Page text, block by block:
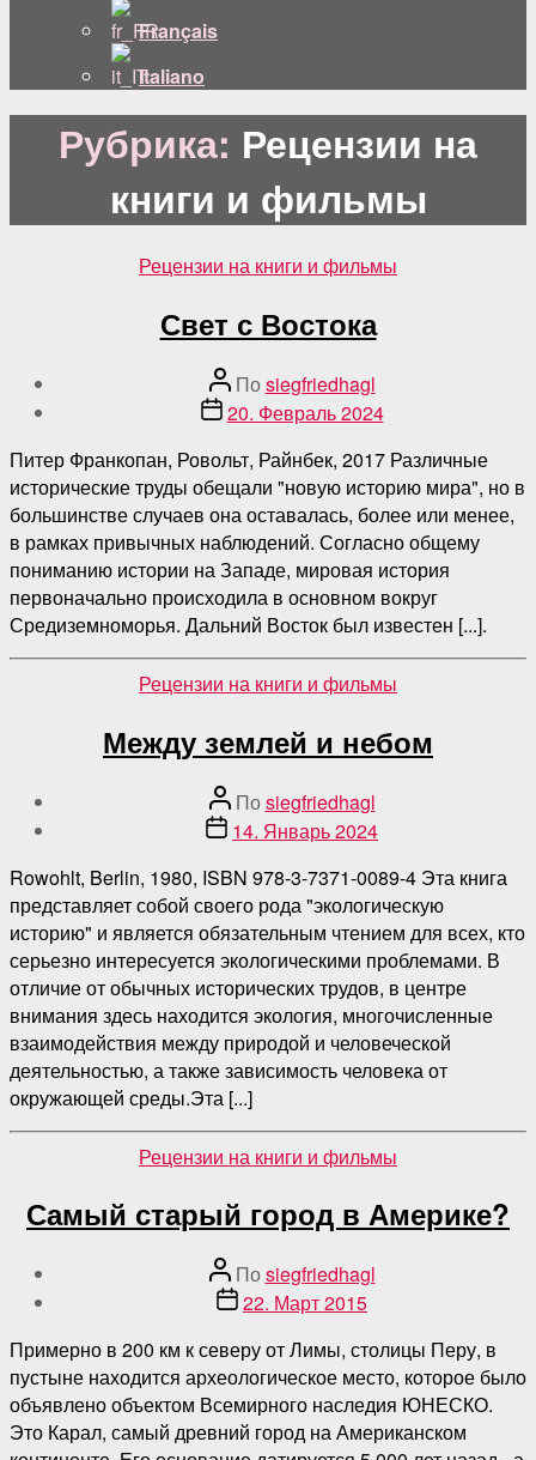
Français
Italiano
Рубрика: Рецензии на
книги и фильмы
Категории
Рецензии на книги и фильмы
Свет с Востока
Автор
поста
Поsiegfriedhagl
Дата20. Февраль 2024
Питер Франкопан, Ровольт, Райнбек, 2017 Различные
исторические труды обещали "новую историю мира", но в
большинстве случаев она оставалась, более или менее,
в рамках привычных наблюдений. Согласно общему
пониманию истории на Западе, мировая история
первоначально происходила в основном вокруг
Средиземноморья. Дальний Восток был известен [...].
Категории
Рецензии на книги и фильмы
Между землей и небом
Автор
поста
Поsiegfriedhagl
Дата14. Январь 2024
Rowohlt, Berlin, 1980, ISBN 978-3-7371-0089-4 Эта книга
представляет собой своего рода "экологическую
историю" и является обязательным чтением для всех, кто
серьезно интересуется экологическими проблемами. В
отличие от обычных исторических трудов, в центре
внимания здесь находится экология, многочисленные
взаимодействия между природой и человеческой
деятельностью, а также зависимость человека от
окружающей среды.Эта [...]
Категории
Рецензии на книги и фильмы
Самый старый город в Америке?
Автор
поста
Поsiegfriedhagl
Дата22. Март 2015
Примерно в 200 км к северу от Лимы, столицы Перу, в
пустыне находится археологическое место, которое было
объявлено объектом Всемирного наследия ЮНЕСКО.
Это Карал, самый древний город на Американском